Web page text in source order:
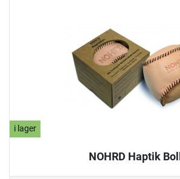
i lager
NOHRD Haptik Boll